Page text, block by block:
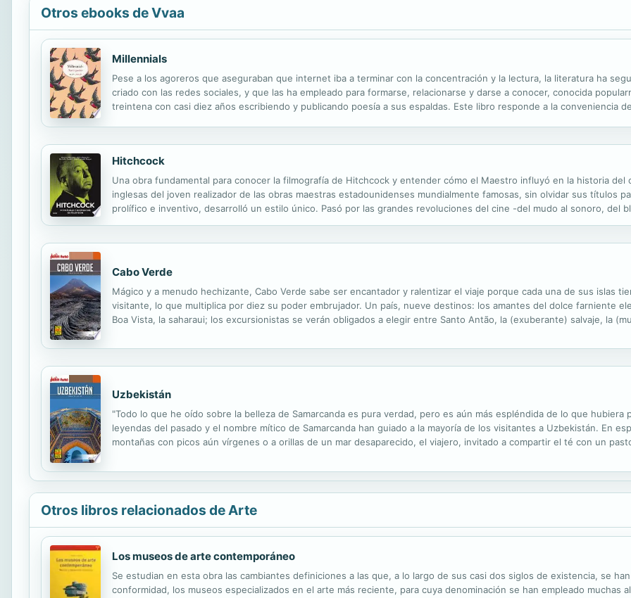
Otros ebooks de Vvaa
Millennials
Pese a los agoreros que aseguraban que internet iba a terminar con la concentración y la lectura, la literatura ha
criado con las redes sociales, y que las ha empleado para formarse, relacionarse y darse a conocer, conocida
treintena con casi diez años escribiendo y publicando poesía a sus espaldas. Este libro responde a la conveniencia
Hitchcock
Una obra fundamental para conocer la filmografía de Hitchcock y entender cómo el Maestro influyó en la historia del
inglesas del joven realizador de las obras maestras estadounidenses mundialmente famosas, sin olvidar sus títulos
prolífico e inventivo, desarrolló un estilo único. Pasó por las grandes revoluciones del cine -del mudo al sonoro, del
Cabo Verde
Mágico y a menudo hechizante, Cabo Verde sabe ser encantador y ralentizar el viaje porque cada una de sus islas
visitante, lo que multiplica por diez su poder embrujador. Un país, nueve destinos: los amantes del dolce farniente
Boa Vista, la saharaui; los excursionistas se verán obligados a elegir entre Santo Antão, la (exuberante) salvaje, la
Uzbekistán
"Todo lo que he oído sobre la belleza de Samarcanda es pura verdad, pero es aún más espléndida de lo que hubiera
leyendas del pasado y el nombre mítico de Samarcanda han guiado a la mayoría de los visitantes a Uzbekistán. En
montañas con picos aún vírgenes o a orillas de un mar desaparecido, el viajero, invitado a compartir el té con un
Otros libros relacionados de Arte
Los museos de arte contemporáneo
Se estudian en esta obra las cambiantes definiciones a las que, a lo largo de sus casi dos siglos de existencia, se
conformidad, los museos especializados en el arte más reciente, para cuya denominación se han empleado muchas